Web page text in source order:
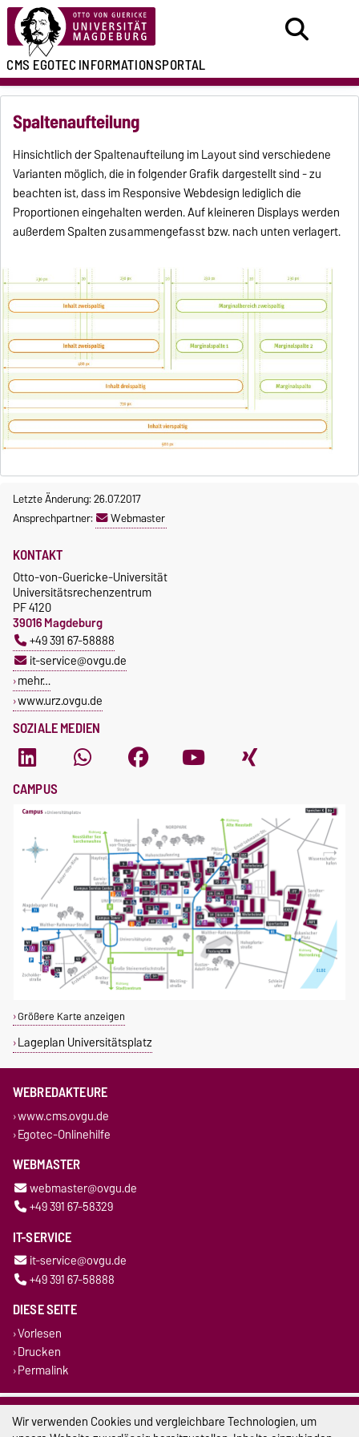
CMS EGOTECINFORMATIONSPORTAL
Spaltenaufteilung
Hinsichtlich der Spaltenaufteilung im Layout sind verschiedene
Varianten möglich, die in folgender Grafik dargestellt sind - zu
beachten ist, dass im Responsive Webdesign lediglich die
Proportionen eingehalten werden. Auf kleineren Displays werden
außerdem Spalten zusammengefasst bzw. nach unten verlagert.
Letzte Änderung: 26.07.2017
Ansprechpartner:
Webmaster
SOZIALE MEDIEN
KONTAKT
Otto-von-Guericke-Universität
Universitätsrechenzentrum
PF 4120
39016 Magdeburg
+49 391 67-58888
it-service@ovgu.de
mehr…
www.urz.ovgu.de
CAMPUS
Größere Karte anzeigen
Lageplan Universitätsplatz
WEBREDAKTEURE
www.cms.ovgu.de
Egotec-Onlinehilfe
WEBMASTER
webmaster@ovgu.de
+49 391 67-58329
IT-SERVICE
it-service@ovgu.de
+49 391 67-58888
DIESE SEITE
Vorlesen
Drucken
Permalink
Impressum
Wir verwenden Cookies und vergleichbare Technologien, um